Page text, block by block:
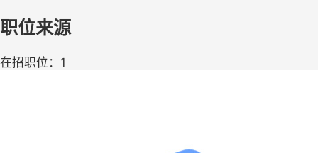
职位来源
在招职位：1